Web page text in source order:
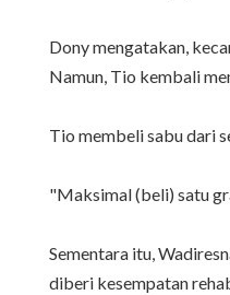
Dony mengatakan,
Namun, Tio kembali
Tio membeli sabu dari
"Maksimal (beli) satu
Sementara itu,
diberi kesempatan